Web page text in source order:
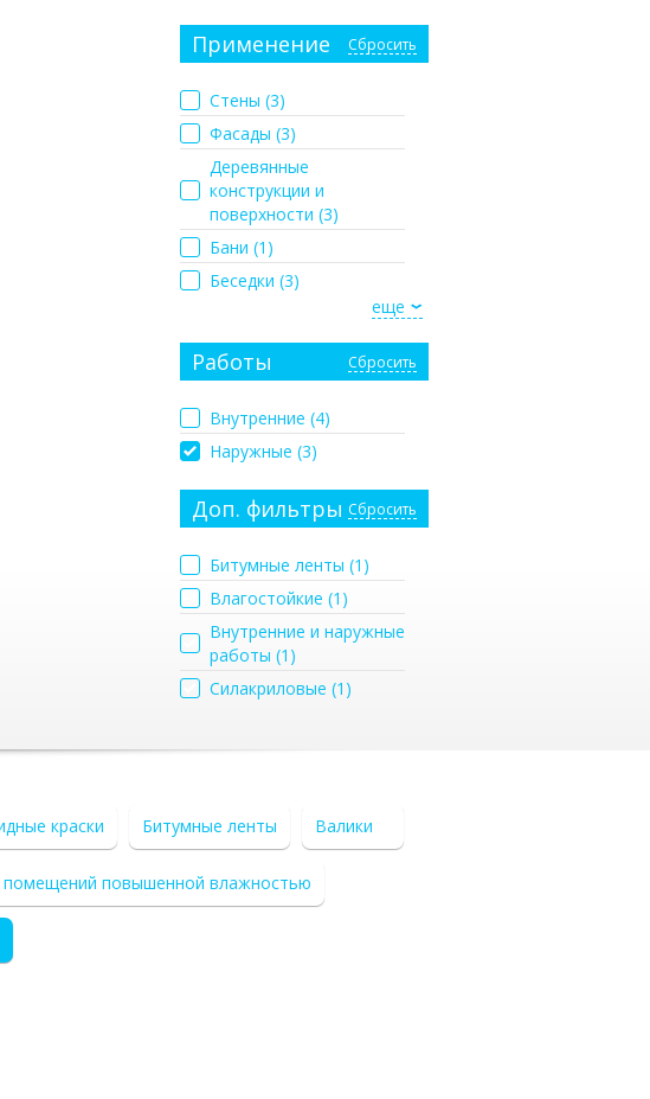
Применение Сбросить
Стены (3)
Фасады (3)
Деревянные
конструкции и
поверхности (3)
Бани (1 )
Беседки (3)
еще
Работы Сбросить
Внутренние (4)
Наружные (3)
Доп. фильтры Сбросить
Битумные ленты (1 )
Влагостойкие (1 )
Внутренние и наружные
работы (1 )
Силакриловые (1 )
краски Битумные ленты Валики
помещений повышенной влажностью